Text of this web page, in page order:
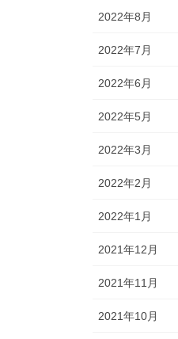
2022年8月
2022年7月
2022年6月
2022年5月
2022年3月
2022年2月
2022年1月
2021年12月
2021年11月
2021年10月